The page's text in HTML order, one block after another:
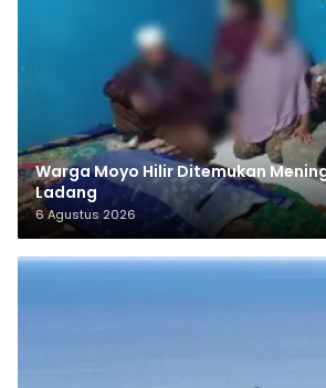
Warga Moyo Hilir Ditemukan
Ladang
6 Agustus 2026